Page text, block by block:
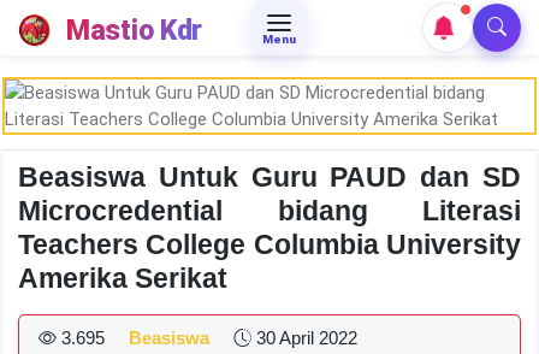
Mastio Kdr Menu
Beasiswa Untuk Guru PAUD dan SD
Microcredential bidang Literasi
Teachers College Columbia University
Amerika Serikat
3.695 Beasiswa 30 April 2022